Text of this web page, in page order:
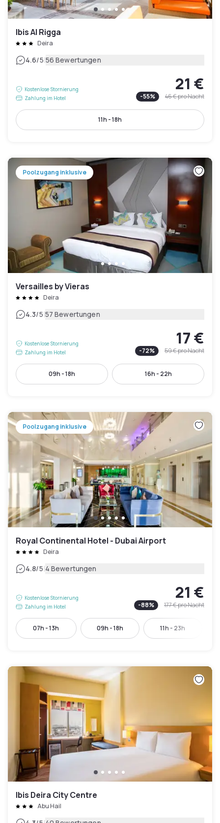
Ibis Al Rigga
Deira
4.6/5|56 Bewertungen
Kostenlose Stornierung
Zahlung im Hotel
21 €
-55% 46 €pro Nacht
11h - 18h
Poolzugang inklusive
Versailles by Vieras
Deira
4.3/5|57 Bewertungen
Kostenlose Stornierung
Zahlung im Hotel
17 €
-72% 59 €pro Nacht
09h - 18h 16h - 22h
Poolzugang inklusive
Royal Continental Hotel - Dubai Airport
Deira
4.8/5|4 Bewertungen
Kostenlose Stornierung
Zahlung im Hotel
21 €
-88% 177 €pro Nacht
07h - 13h 09h - 18h 11h - 23h
Ibis Deira City Centre
Abu Hail